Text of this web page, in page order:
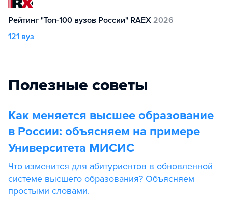
Рейтинг "Топ-100 вузов России" RAEX 2026
121 вуз
Полезные советы
Как меняется высшее образование
в России: объясняем на примере
Университета МИСИС
Что изменится для абитуриентов в обновленной
системе высшего образования? Объясняем
простыми словами.